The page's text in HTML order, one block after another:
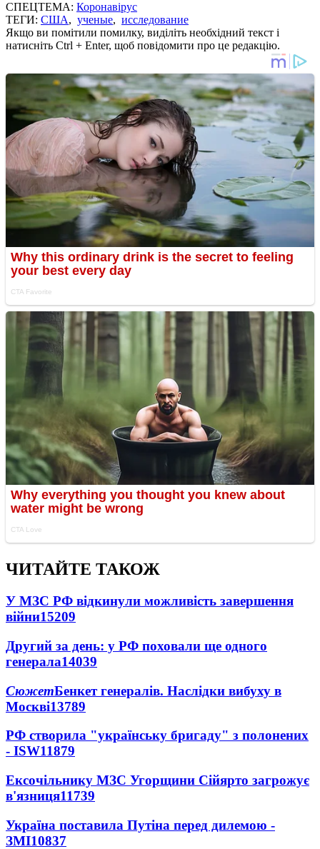
СПЕЦТЕМА: Коронавірус
ТЕГИ: США, ученые, исследование
Якщо ви помітили помилку, виділіть необхідний текст і
натисніть Ctrl + Enter, щоб повідомити про це редакцію.
ЧИТАЙТЕ ТАКОЖ
У МЗС РФ відкинули можливість завершення
війни15209
Другий за день: у РФ поховали ще одного
генерала14039
СюжетБенкет генералів. Наслідки вибуху в
Москві13789
РФ створила "українську бригаду" з полонених
- ISW11879
Ексочільнику МЗС Угорщини Сійярто загрожує
в'язниця11739
Україна поставила Путіна перед дилемою -
ЗМІ10837